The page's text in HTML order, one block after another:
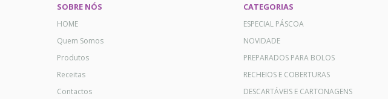
SOBRE NÓS
HOME
Quem Somos
Produtos
Receitas
Contactos
CATEGORIAS
ESPECIAL PÁSCOA
NOVIDADE
PREPARADOS PARA BOLOS
RECHEIOS E COBERTURAS
DESCARTÁVEIS E CARTONAGENS